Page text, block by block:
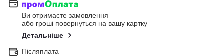
Ви отримаєте замовлення
або гроші повернуться на вашу картку
Детальніше
Післяплата